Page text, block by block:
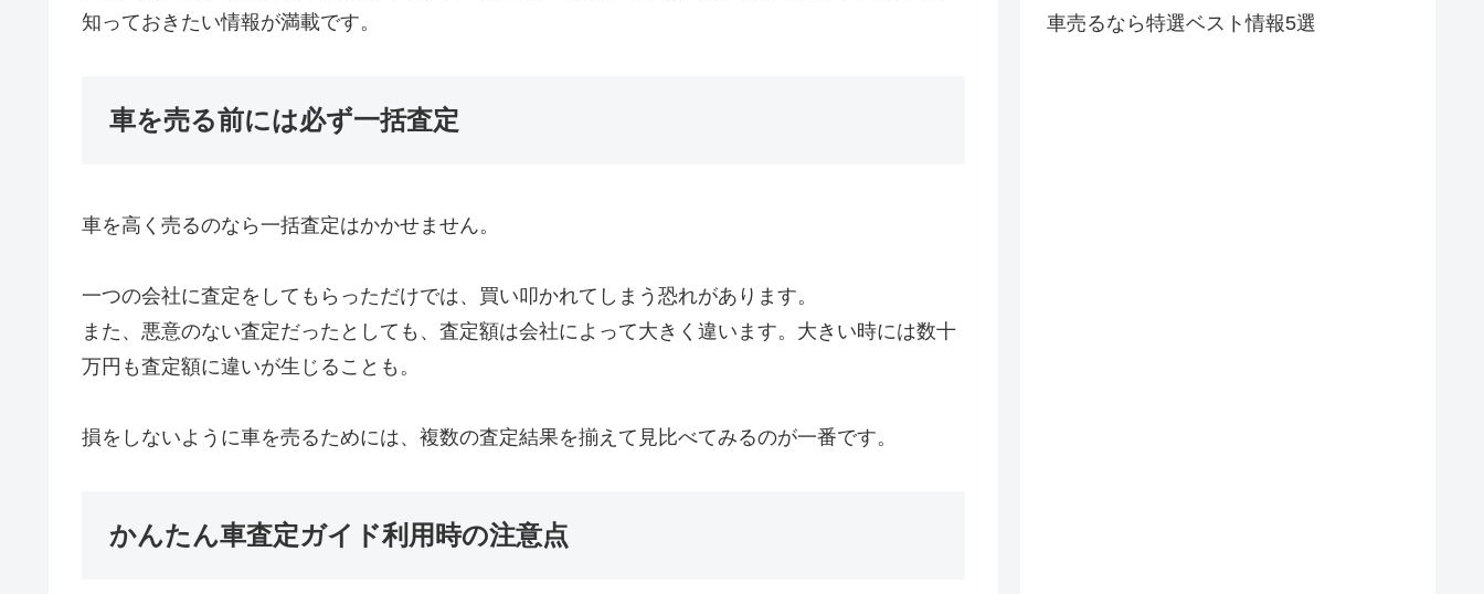
知っておきたい情報が満載です。
車を売る前には必ず一括査定
車を高く売るのなら一括査定はかかせません。
一つの会社に査定をしてもらっただけでは、買い叩かれてしまう恐れがあります。
また、悪意のない査定だったとしても、査定額は会社によって大きく違います。大きい時には数十
万円も査定額に違いが生じることも。
損をしないように車を売るためには、複数の査定結果を揃えて見比べてみるのが一番です。
かんたん車査定ガイド利用時の注意点
車売るなら特選ベスト情報5選